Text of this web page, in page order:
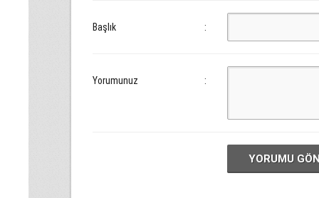
Başlık :
Yorumunuz :
YORUMU